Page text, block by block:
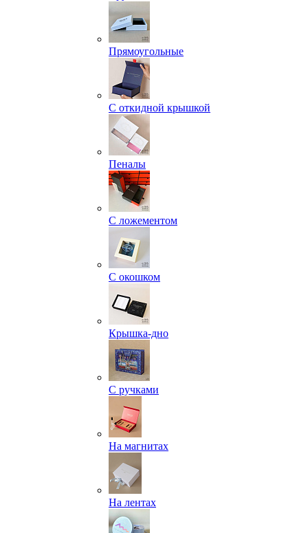
Прямоугольные
С откидной крышкой
Пеналы
С ложементом
С окошком
Крышка-дно
С ручками
На магнитах
На лентах